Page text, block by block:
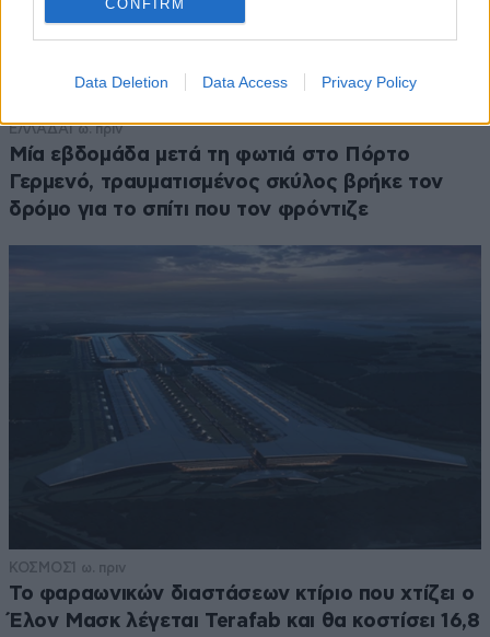
CONFIRM
Data Deletion Data Access Privacy Policy
ΕΛΛΑΔΑ1 ω. πριν
Μία εβδομάδα μετά τη φωτιά στο Πόρτο
Γερμενό, τραυματισμένος σκύλος βρήκε τον
δρόμο για το σπίτι που τον φρόντιζε
ΚΟΣΜΟΣ1 ω. πριν
Το φαραωνικών διαστάσεων κτίριο που χτίζει ο
Έλον Μασκ λέγεται Terafab και θα κοστίσει 16,8